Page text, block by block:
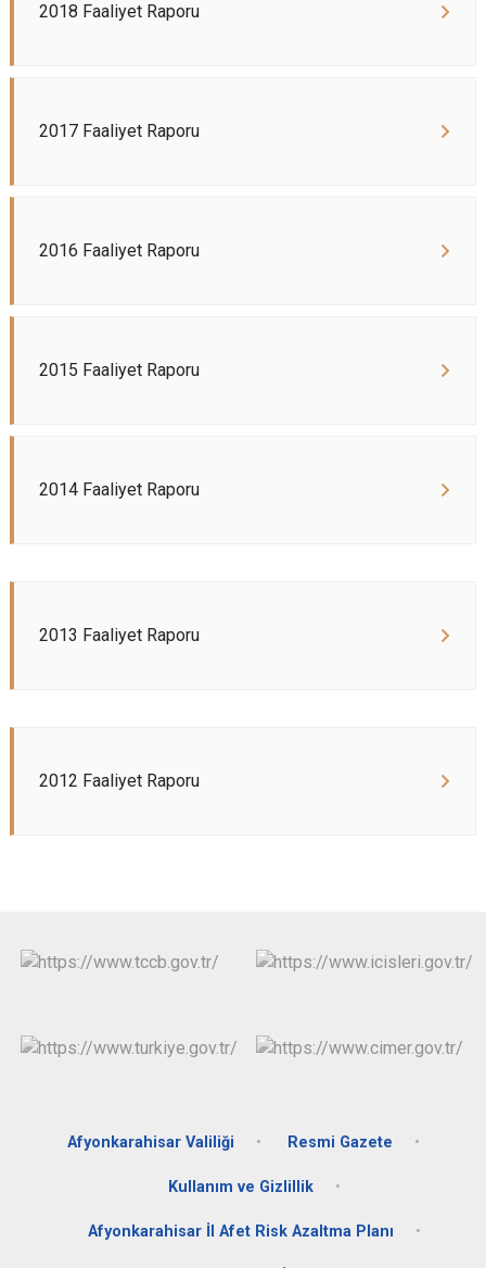
2018 Faaliyet Raporu
2017 Faaliyet Raporu
2016 Faaliyet Raporu
2015 Faaliyet Raporu
2014 Faaliyet Raporu
2013 Faaliyet Raporu
2012 Faaliyet Raporu
Afyonkarahisar Valiliği Resmi Gazete
Kullanım ve Gizlillik
Afyonkarahisar İl Afet Risk Azaltma Planı